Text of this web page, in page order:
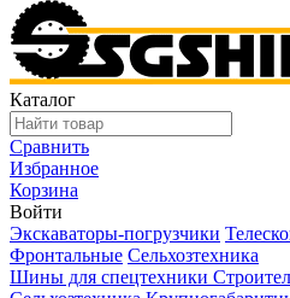
Каталог
Сравнить
Избранное
Корзина
Войти
Экскаваторы-погрузчики
Фронтальные Сельхозтехника
Шины для спецтехники